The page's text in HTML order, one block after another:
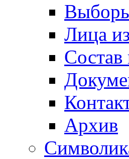
Лица
Состав
Архив